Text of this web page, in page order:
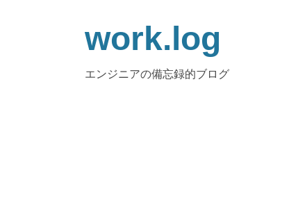
work.log
エンジニアの備忘録的ブログ